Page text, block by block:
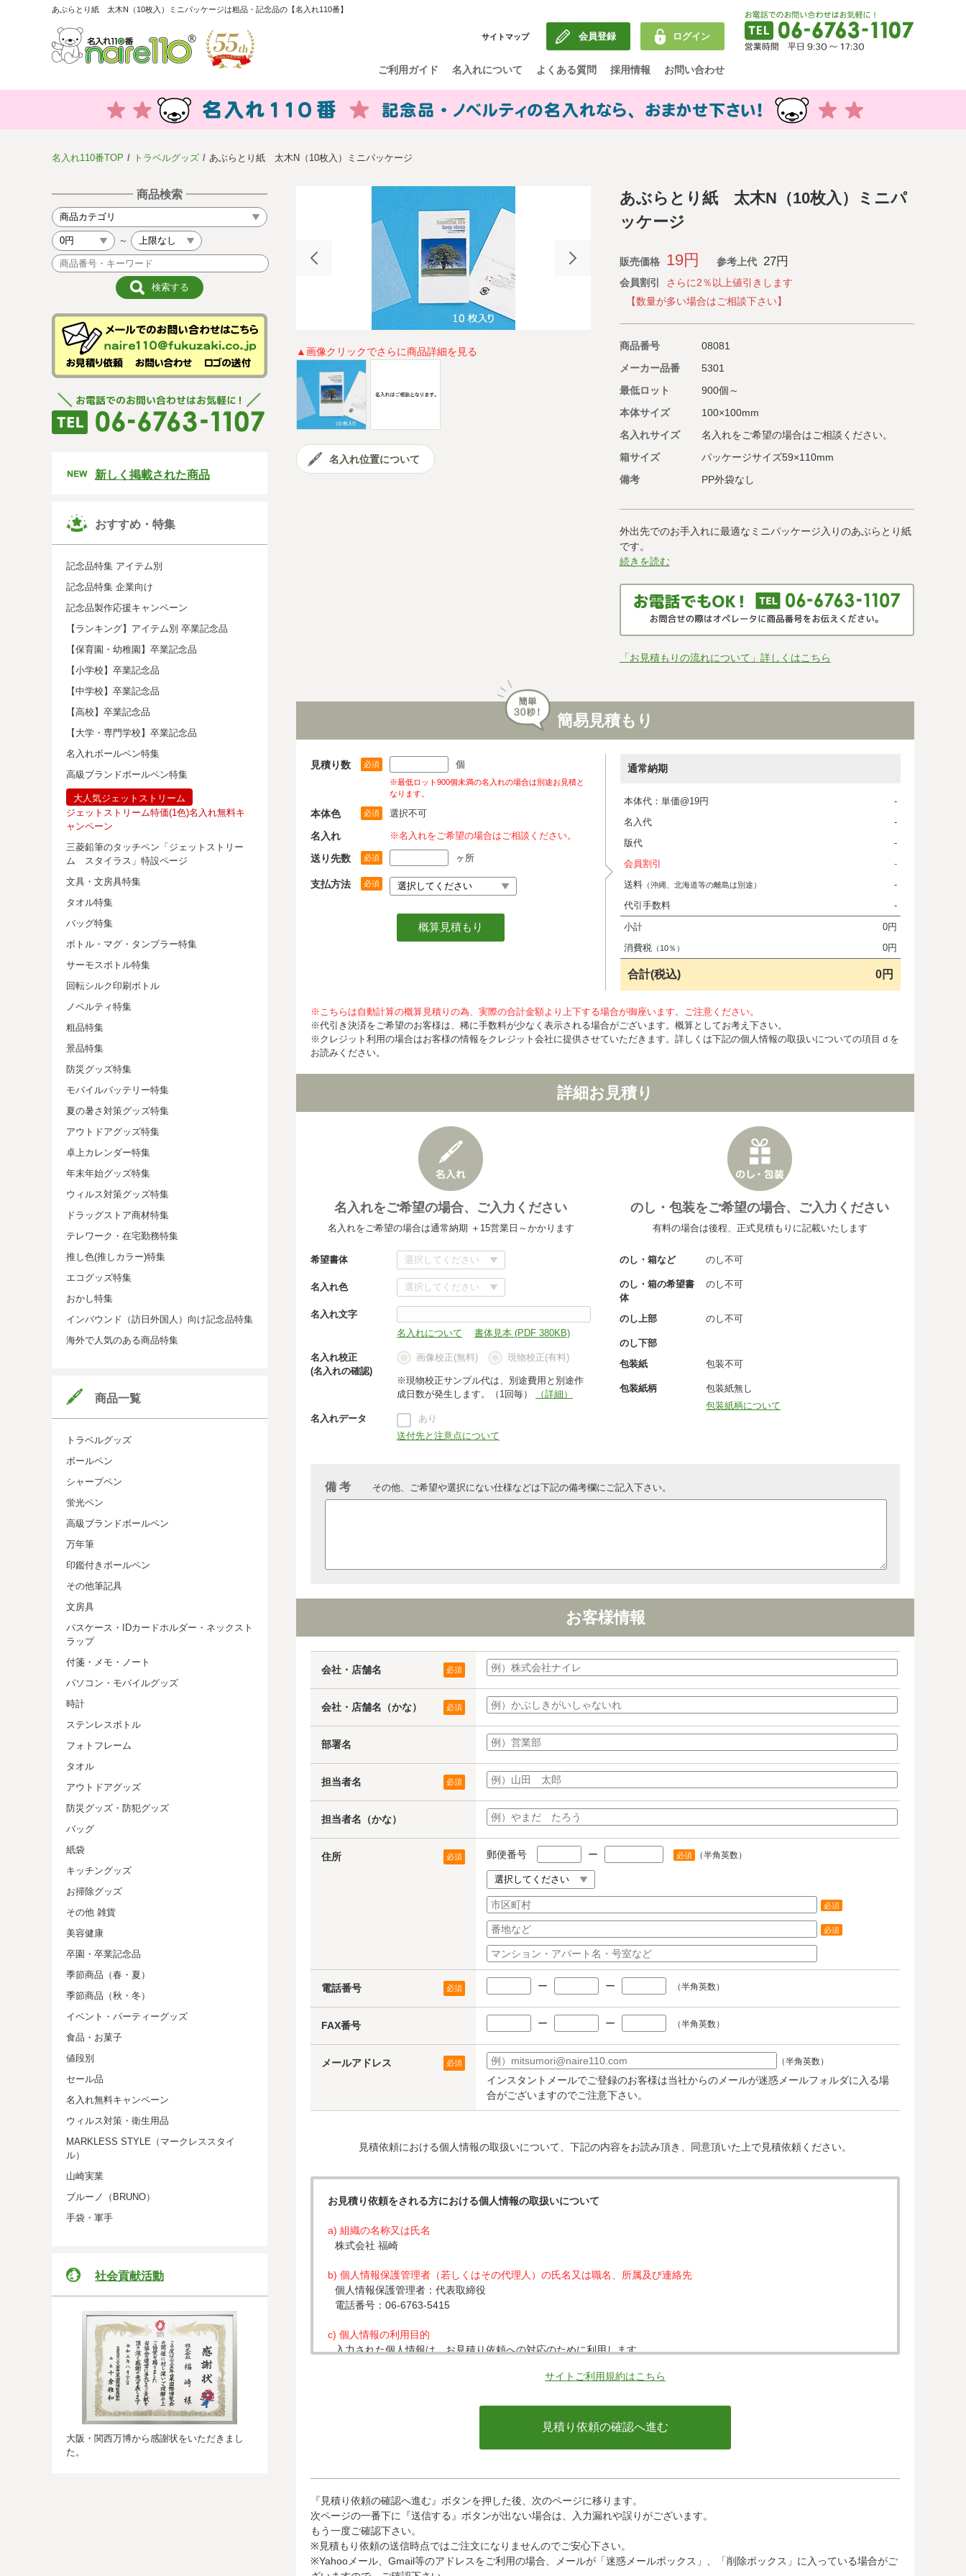
あぶらとり紙 太木N（10枚入）ミニパッケージは粗品・記念品の【名入れ110番】
サイトマップ 会員登録 ログイン
ご利用ガイド 名入れについて よくある質問 採用情報 お問い合わせ
名入れ110番TOP トラベルグッズ あぶらとり紙 太木N（10枚入）ミニパッケージ
商品検索
～
新しく掲載された商品
おすすめ・特集
記念品特集 アイテム別
記念品特集 企業向け
記念品製作応援キャンペーン
【ランキング】アイテム別 卒業記念品
【保育園・幼稚園】卒業記念品
【小学校】卒業記念品
【中学校】卒業記念品
【高校】卒業記念品
【大学・専門学校】卒業記念品
名入れボールペン特集
高級ブランドボールペン特集
大人気ジェットストリーム
ジェットストリーム特価(1色)名入れ無料キ
ャンペーン
三菱鉛筆のタッチペン「ジェットストリー
ム スタイラス」特設ページ
文具・文房具特集
タオル特集
バッグ特集
ボトル・マグ・タンブラー特集
サーモスボトル特集
回転シルク印刷ボトル
ノベルティ特集
粗品特集
景品特集
防災グッズ特集
モバイルバッテリー特集
夏の暑さ対策グッズ特集
アウトドアグッズ特集
卓上カレンダー特集
年末年始グッズ特集
ウィルス対策グッズ特集
ドラッグストア商材特集
テレワーク・在宅勤務特集
推し色(推しカラー)特集
エコグッズ特集
おかし特集
インバウンド（訪日外国人）向け記念品特集
海外で人気のある商品特集
商品一覧
トラベルグッズ
ボールペン
シャープペン
蛍光ペン
高級ブランドボールペン
万年筆
印鑑付きボールペン
その他筆記具
文房具
パスケース・IDカードホルダー・ネックスト
ラップ
付箋・メモ・ノート
パソコン・モバイルグッズ
時計
ステンレスボトル
フォトフレーム
タオル
アウトドアグッズ
防災グッズ・防犯グッズ
バッグ
紙袋
キッチングッズ
お掃除グッズ
その他 雑貨
美容健康
卒園・卒業記念品
季節商品（春・夏）
季節商品（秋・冬）
イベント・パーティーグッズ
食品・お菓子
値段別
セール品
名入れ無料キャンペーン
ウィルス対策・衛生用品
MARKLESS STYLE（マークレススタイ
ル）
山崎実業
ブルーノ（BRUNO）
手袋・軍手
社会貢献活動
大阪・関西万博から感謝状をいただきまし
た。
▲画像クリックでさらに商品詳細を見る
名入れ位置について
あぶらとり紙 太木N（10枚入）ミニパ
ッケージ
販売価格 19円 参考上代 27円
会員割引
さらに2％以上値引きします
【数量が多い場合はご相談下さい】
商品番号
08081
メーカー品番
5301
最低ロット
900個～
本体サイズ
100×100mm
名入れサイズ
名入れをご希望の場合はご相談ください。
箱サイズ
パッケージサイズ59×110mm
備考
PP外袋なし
外出先でのお手入れに最適なミニパッケージ入りのあぶらとり紙
です。
続きを読む
「お見積もりの流れについて」詳しくはこちら
簡易見積もり
見積り数 必須 個
※最低ロット900個未満の名入れの場合は別途お見積と
なります。
本体色 必須 選択不可
名入れ ※名入れをご希望の場合はご相談ください。
送り先数 必須 ヶ所
支払方法 必須
通常納期
本体代：単価@19円
-
名入代
-
版代
-
会員割引
-
送料 （沖縄、北海道等の離島は別途）
-
代引手数料
-
小計
0円
消費税 （10％） 0円
合計(税込) 0円
※こちらは自動計算の概算見積りの為、実際の合計金額より上下する場合が御座います。ご注意ください。
※代引き決済をご希望のお客様は、稀に手数料が少なく表示される場合がございます。概算としてお考え下さい。
※クレジット利用の場合はお客様の情報をクレジット会社に提供させていただきます。詳しくは下記の個人情報の取扱いについての項目ｄを
お読みください。
詳細お見積り
名入れをご希望の場合、ご入力ください
名入れをご希望の場合は通常納期 ＋15営業日～かかります
希望書体
名入れ色
名入れ文字
名入れについて
書体見本 (PDF 380KB)
名入れ校正
(名入れの確認)
画像校正(無料) 現物校正(有料)
※現物校正サンプル代は、別途費用と別途作
成日数が発生します。（1回毎）
（詳細）
名入れデータ
あり
送付先と注意点について
のし・包装をご希望の場合、ご入力ください
有料の場合は後程、正式見積もりに記載いたします
のし・箱など のし不可
のし・箱の希望書
体
のし不可
のし上部 のし不可
のし下部
包装紙
包装不可
包装紙柄
包装紙無し
包装紙柄について
備 考 その他、ご希望や選択にない仕様などは下記の備考欄にご記入下さい。
お客様情報
会社・店舗名 必須
会社・店舗名（かな） 必須
部署名
担当者名 必須
担当者名（かな）
住所 必須 郵便番号 ー 必須 （半角英数）
必須
必須
電話番号 必須 ー ー （半角英数）
FAX番号 ー ー （半角英数）
メールアドレス 必須 （半角英数）
インスタントメールでご登録のお客様は当社からのメールが迷惑メールフォルダに入る場
合がございますのでご注意下さい。
見積依頼における個人情報の取扱いについて、下記の内容をお読み頂き、同意頂いた上で見積依頼ください。
お見積り依頼をされる方における個人情報の取扱いについて
a) 組織の名称又は氏名
株式会社 福崎
b) 個人情報保護管理者（若しくはその代理人）の氏名又は職名、所属及び連絡先
個人情報保護管理者：代表取締役
電話番号：06-6763-5415
c) 個人情報の利用目的
入力された個人情報は、お見積り依頼への対応のために利用します。
・クレジットカード会社への情報提供
当社がお客様から収集した以下の個人情報等は、カード発行会社が行う不正利用検知・防止のために、お客様が利用され
ことができないため、以下の個人情報保護措置に関する情報を把握して、ご提供することはできません。
・提供先が所在する外国の名称
・当該国の個人情報保護に関する情報
・発行会社の個人情報保護の措置
なお、個人情報保護委員会のホームページ(https://www.ppc.go.jp/)では、各国における個人情報保護制度に関する情報に
サイトご利用規約はこちら
『見積り依頼の確認へ進む』ボタンを押した後、次のページに移ります。
次ページの一番下に『送信する』ボタンが出ない場合は、入力漏れや誤りがございます。
もう一度ご確認下さい。
※見積もり依頼の送信時点ではご注文になりませんのでご安心下さい。
※Yahooメール、Gmail等のアドレスをご利用の場合、メールが「迷惑メールボックス」、「削除ボックス」に入っている場合がご